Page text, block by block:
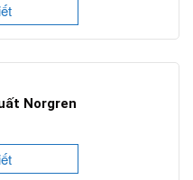
Norgren